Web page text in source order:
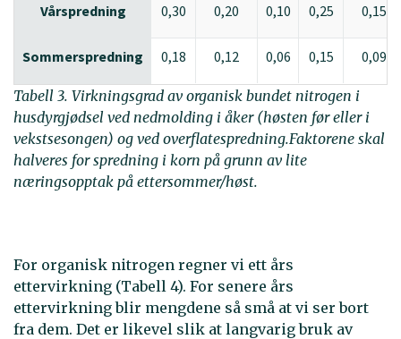
Vårspredning 0,30 0,20 0,10 0,25 0,15
Sommerspredning 0,18 0,12 0,06 0,15 0,09
Tabell 3. Virkningsgrad av organisk bundet nitrogen i
husdyrgjødsel ved nedmolding i åker (høsten før eller i
vekstsesongen) og ved overflatespredning.Faktorene skal
halveres for spredning i korn på grunn av lite
næringsopptak på ettersommer/høst.
For organisk nitrogen regner vi ett års
ettervirkning (Tabell 4). For senere års
ettervirkning blir mengdene så små at vi ser bort
fra dem. Det er likevel slik at langvarig bruk av